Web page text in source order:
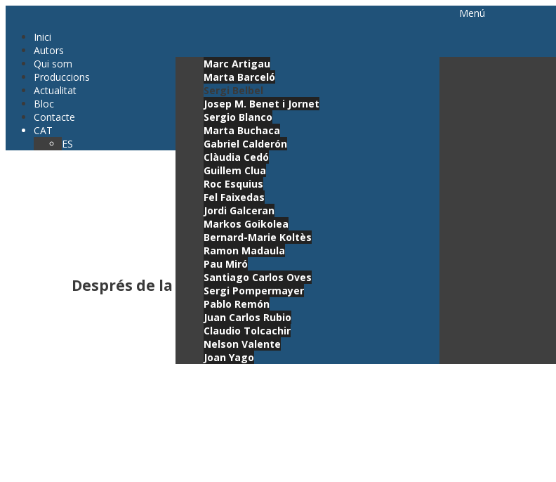
Menú
Inici
Autors
Marc Artigau
Marta Barceló
Sergi Belbel
Josep M. Benet i Jornet
Sergio Blanco
Marta Buchaca
Gabriel Calderón
Clàudia Cedó
Guillem Clua
Roc Esquius
Fel Faixedas
Jordi Galceran
Markos Goikolea
Bernard-Marie Koltès
Ramon Madaula
Pau Miró
Santiago Carlos Oves
Sergi Pompermayer
Pablo Remón
Juan Carlos Rubio
Claudio Tolcachir
Nelson Valente
Joan Yago
Qui som
Produccions
Actualitat
Bloc
Contacte
CAT
ES
Després de la pluja